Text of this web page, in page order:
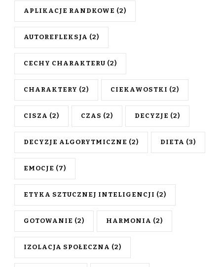
APLIKACJE RANDKOWE (2)
AUTOREFLEKSJA (2)
CECHY CHARAKTERU (2)
CHARAKTERY (2) CIEKAWOSTKI (2)
CISZA (2) CZAS (2) DECYZJE (2)
DECYZJE ALGORYTMICZNE (2) DIETA (3)
EMOCJE (7)
ETYKA SZTUCZNEJ INTELIGENCJI (2)
GOTOWANIE (2) HARMONIA (2)
IZOLACJA SPOŁECZNA (2)